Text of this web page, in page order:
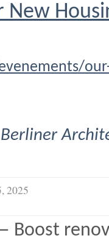
New
2025
Boost